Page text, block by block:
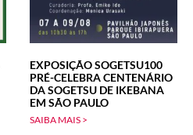
EXPOSIÇÃO SOGETSU100
PRÉ-CELEBRA CENTENÁRIO
DA SOGETSU DE IKEBANA
EM SÃO PAULO
SAIBA MAIS >